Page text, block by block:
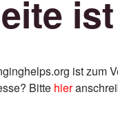
ist zum
Bitte hier